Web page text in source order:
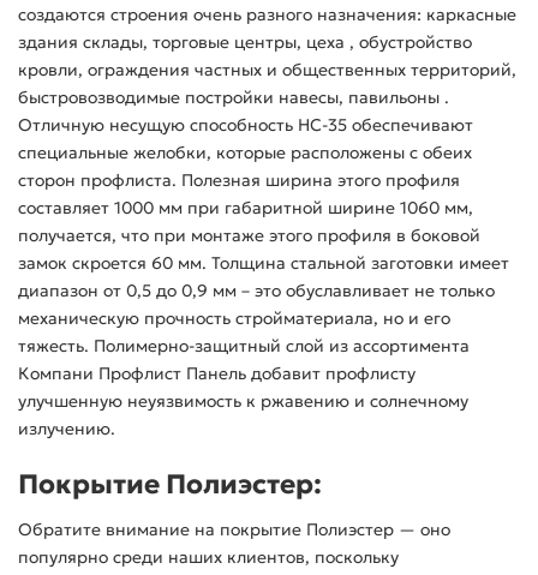
создаются строения очень разного назначения: каркасные
здания склады, торговые центры, цеха , обустройство
кровли, ограждения частных и общественных территорий,
быстровозводимые постройки навесы, павильоны .
Отличную несущую способность НС-35 обеспечивают
специальные желобки, которые расположены с обеих
сторон профлиста. Полезная ширина этого профиля
составляет 1000 мм при габаритной ширине 1060 мм,
получается, что при монтаже этого профиля в боковой
замок скроется 60 мм. Толщина стальной заготовки имеет
диапазон от 0,5 до 0,9 мм – это обуславливает не только
механическую прочность стройматериала, но и его
тяжесть. Полимерно-защитный слой из ассортимента
Компани Профлист Панель добавит профлисту
улучшенную неуязвимость к ржавению и солнечному
излучению.
Покрытие Полиэстер:
Обратите внимание на покрытие Полиэстер — оно
популярно среди наших клиентов, поскольку